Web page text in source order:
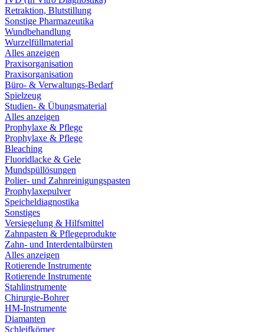
Retraktion, Blutstillung
Sonstige Pharmazeutika
Wundbehandlung
Wurzelfüllmaterial
Alles anzeigen
Praxisorganisation
Praxisorganisation
Büro- & Verwaltungs-Bedarf
Spielzeug
Studien- & Übungsmaterial
Alles anzeigen
Prophylaxe & Pflege
Prophylaxe & Pflege
Bleaching
Fluoridlacke & Gele
Mundspüllösungen
Polier- und Zahnreinigungspasten
Prophylaxepulver
Speicheldiagnostika
Sonstiges
Versiegelung & Hilfsmittel
Zahnpasten & Pflegeprodukte
Zahn- und Interdentalbürsten
Alles anzeigen
Rotierende Instrumente
Rotierende Instrumente
Stahlinstrumente
Chirurgie-Bohrer
HM-Instrumente
Diamanten
Schleifkörper